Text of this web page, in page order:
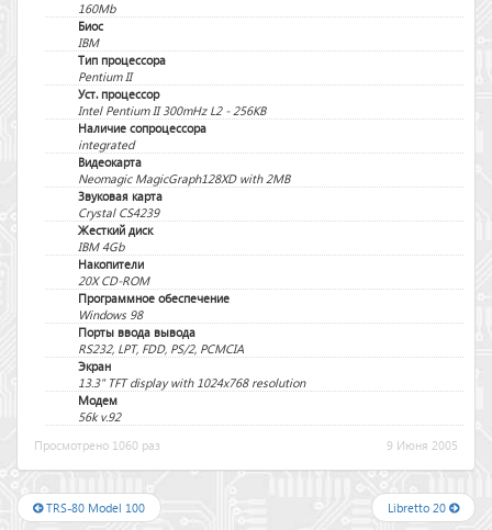
160Mb
Биос
IBM
Тип процессора
Pentium II
Уст. процессор
Intel Pentium II 300mHz L2 - 256KB
Наличие сопроцессора
integrated
Видеокарта
Neomagic MagicGraph128XD with 2MB
Звуковая карта
Crystal CS4239
Жесткий диск
IBM 4Gb
Накопители
20X CD-ROM
Программное обеспечение
Windows 98
Порты ввода вывода
RS232, LPT, FDD, PS/2, PCMCIA
Экран
13.3" TFT display with 1024x768 resolution
Модем
56k v.92
Просмотрено 1060 раз
9 Июня 2005
TRS-80 Model 100 Libretto 20